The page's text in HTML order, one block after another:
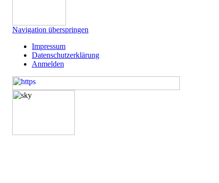
Navigation überspringen
Impressum
Datenschutzerklärung
Anmelden